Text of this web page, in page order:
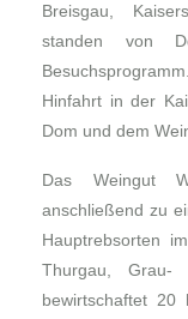
Breisgau,
standen von
Hinfahrt in der
Dom und dem
Das Weingut
anschließend zu
Hauptrebsorten
Thurgau, Grau-
bewirtschaftet